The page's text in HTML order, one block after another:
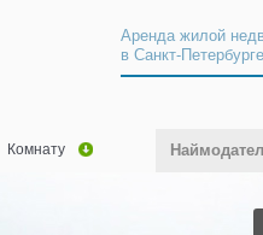
Аренда жилой
в Санкт-
Комнату